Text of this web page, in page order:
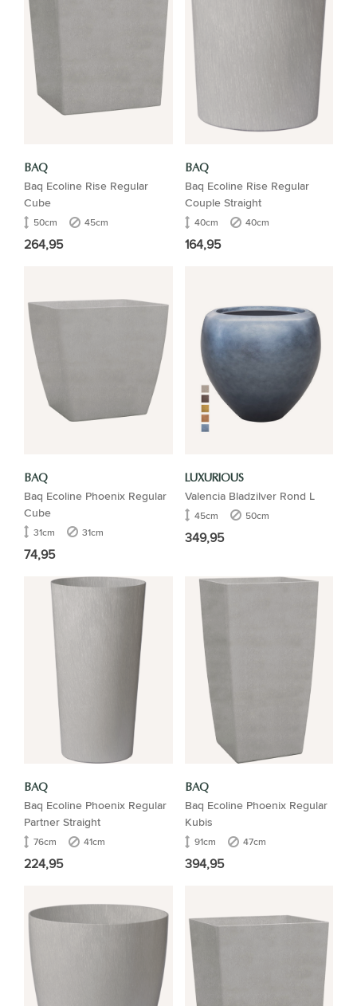
BAQ
Baq Ecoline Rise Regular
Cube
50cm 45cm
264,95
BAQ
Baq Ecoline Rise Regular
Couple Straight
40cm 40cm
164,95
BAQ
Baq Ecoline Phoenix Regular
Cube
31cm 31cm
74,95
LUXURIOUS
Valencia Bladzilver Rond L
45cm 50cm
349,95
BAQ
Baq Ecoline Phoenix Regular
Partner Straight
76cm 41cm
224,95
BAQ
Baq Ecoline Phoenix Regular
Kubis
91cm 47cm
394,95